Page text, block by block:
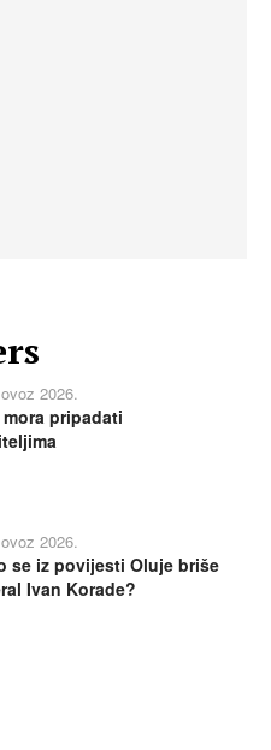
2026.
pripadati
2026.
se iz povijesti Oluje briše
Ivan Korade?